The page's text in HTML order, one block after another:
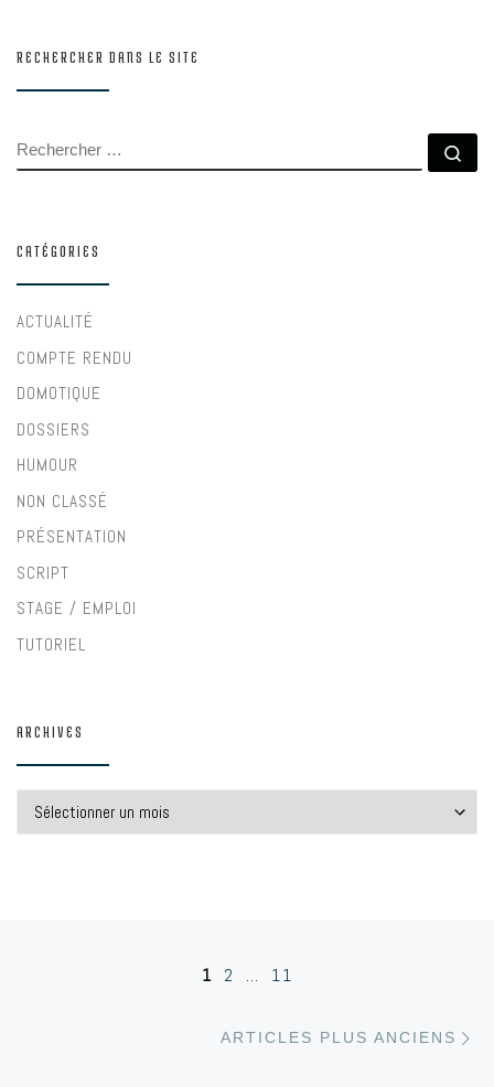
RECHERCHER DANS LE SITE
RECHERCHER
CATÉGORIES
ACTUALITÉ
COMPTE RENDU
DOMOTIQUE
DOSSIERS
HUMOUR
NON CLASSÉ
PRÉSENTATION
SCRIPT
STAGE / EMPLOI
TUTORIEL
ARCHIVES
Navigation dans les articles
1 2 … 11
ARTICLES PLUS ANCIENS